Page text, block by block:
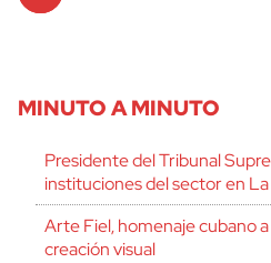
MINUTO A MINUTO
Presidente del Tribunal
instituciones del sector en
Arte Fiel, homenaje cubano
creación visual